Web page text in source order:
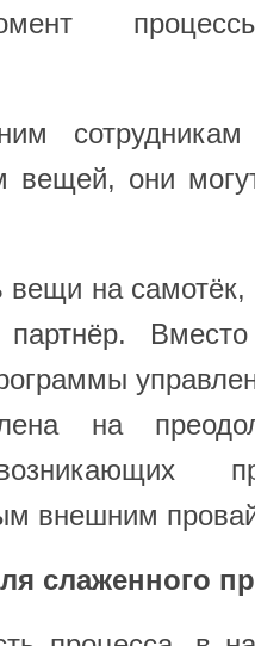
вещей, они
вещи на самотёк,
Вместо
на
внешним
слаженного